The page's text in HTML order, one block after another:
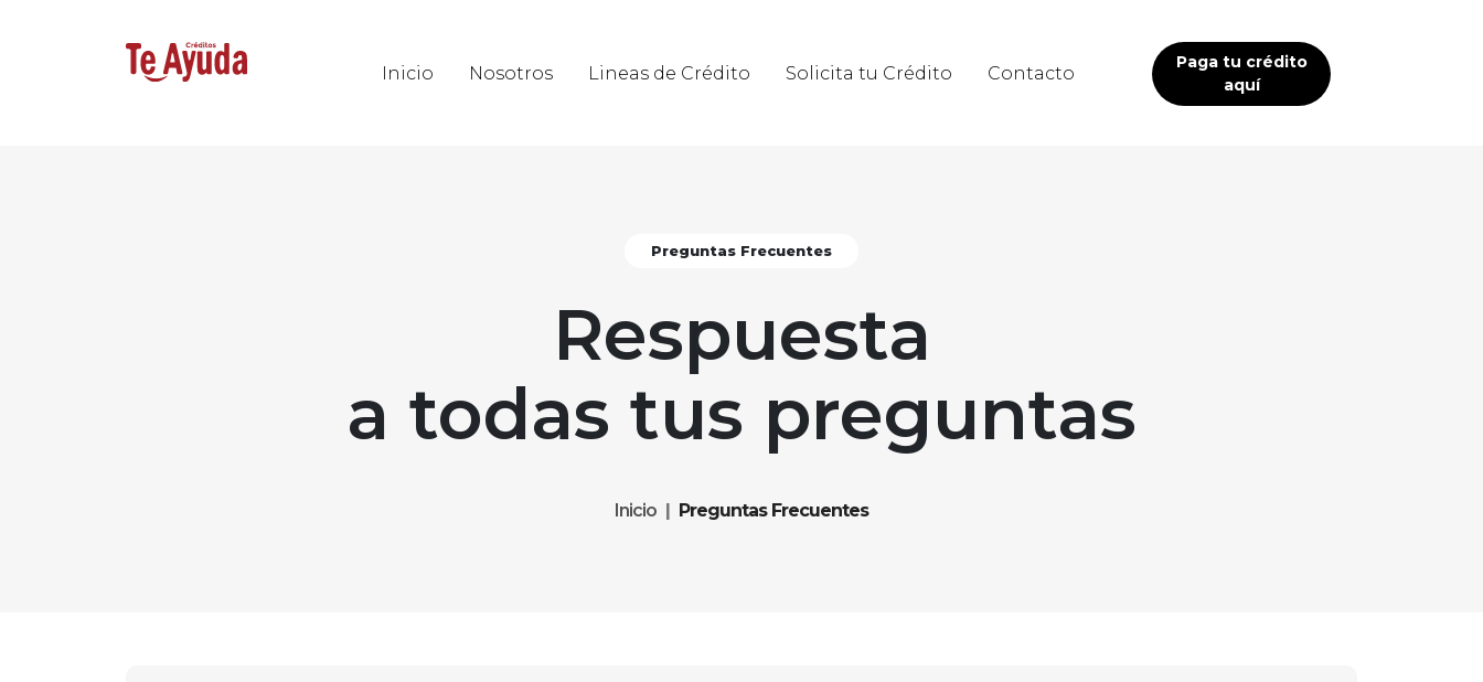
Inicio Nosotros Lineas de Crédito Solicita tu Crédito Contacto
Paga tu crédito
aquí
Preguntas Frecuentes
Respuesta
a todas tus preguntas
Inicio Preguntas Frecuentes